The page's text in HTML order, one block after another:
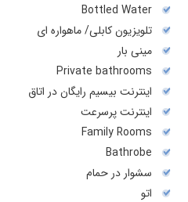
Bottled Water
تلویزیون کابلی/ ماهواره ای
مینی بار
Private bathrooms
اینترنت بیسیم رایگان در اتاق
اینترنت پرسرعت
Family Rooms
Bathrobe
سشوار در حمام
اتو